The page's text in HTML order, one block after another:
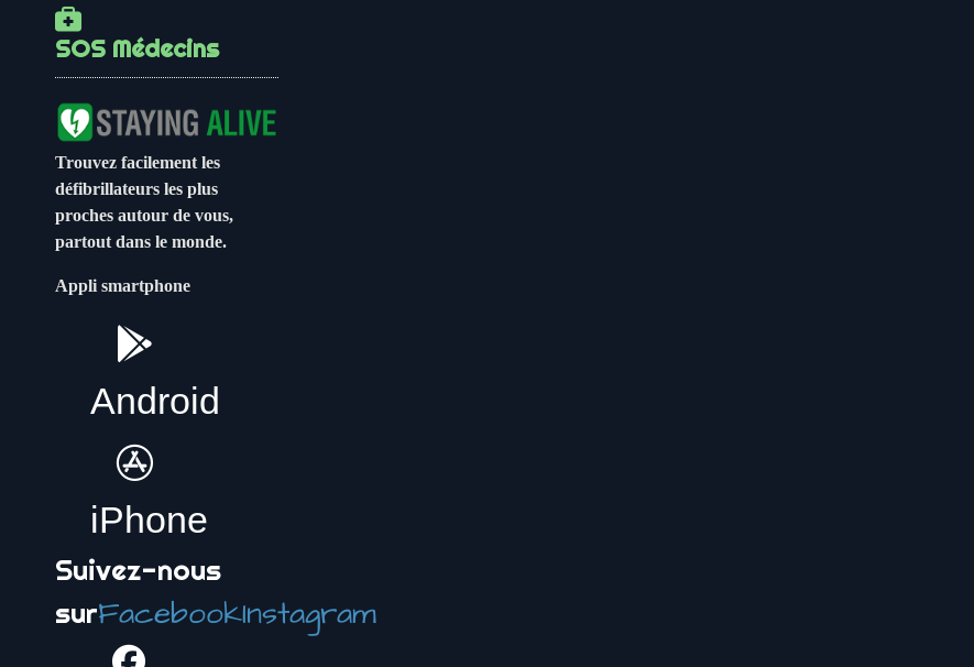
SOS Médecins
Trouvez facilement les
défibrillateurs les plus
proches autour de vous,
partout dans le monde.
Appli smartphone
Android
iPhone
Suivez-nous
surFacebookInstagram